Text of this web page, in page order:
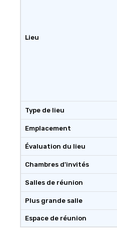
Lieu
Type de lieu
Emplacement
Évaluation du lieu
Chambres d'invités
Salles de réunion
Plus grande salle
Espace de réunion